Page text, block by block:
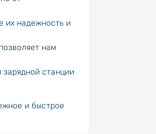
их надежность и
нам
станции
и быстрое